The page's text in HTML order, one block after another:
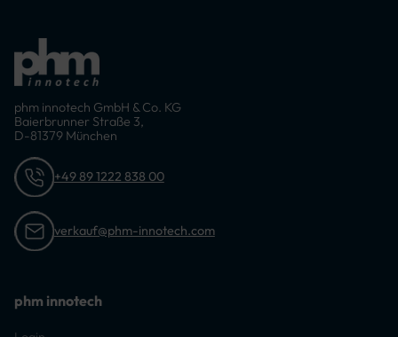
phm innotech GmbH & Co. KG
Baierbrunner Straße 3,
D-81379 München
+49 89 1222 838 00
verkauf@phm-innotech.com
phm innotech